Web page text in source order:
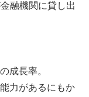
融機関に貸し出
成長率。
力があるにもか